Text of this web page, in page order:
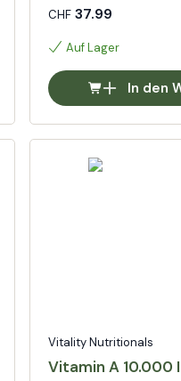
CHF37.99
Auf Lager
In den
Vitality Nutritionals
Vitamin A 10.000